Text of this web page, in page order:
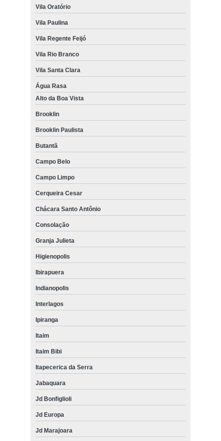
Vila Oratório
Vila Paulina
Vila Regente Feijó
Vila Rio Branco
Vila Santa Clara
Água Rasa
Alto da Boa Vista
Brooklin
Brooklin Paulista
Butantã
Campo Belo
Campo Limpo
Cerqueira Cesar
Chácara Santo Antônio
Consolação
Granja Julieta
Higienopolis
Ibirapuera
Indianopolis
Interlagos
Ipiranga
Itaim
Itaim Bibi
Itapecerica da Serra
Jabaquara
Jd Bonfiglioli
Jd Europa
Jd Marajoara